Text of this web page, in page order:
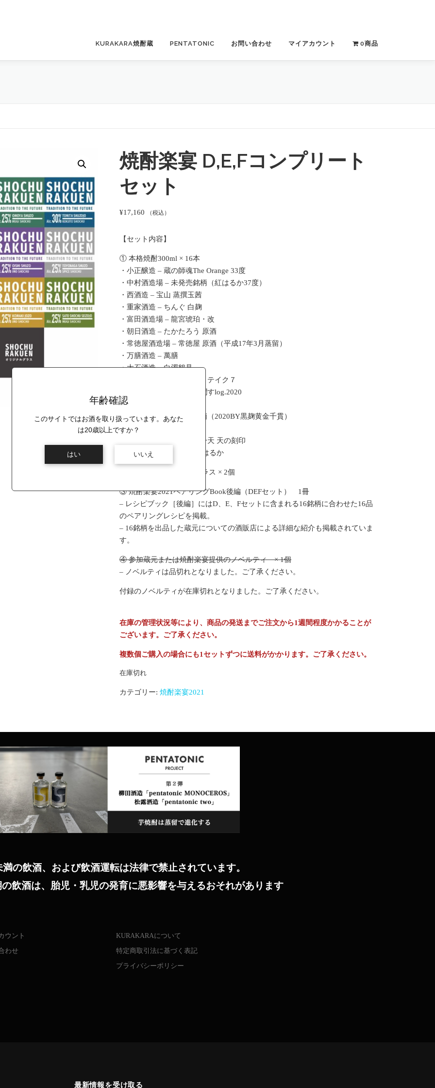
KURAKARA焼酎蔵 PENTATONIC お問い合わせ マイアカウント 0商品
焼酎楽宴 D,E,Fコンプリート
セット
¥17,160 （税込）
【セット内容】
① 本格焼酎300ml × 16本
・小正醸造 – 蔵の師魂The Orange 33度
・中村酒造場 – 未発売銘柄（紅はるか37度）
・西酒造 – 宝山 蒸撰玉茜
・重家酒造 – ちんぐ 白麹
・富田酒造場 – 龍宮琥珀・改
・朝日酒造 – たかたろう 原酒
・常徳屋酒造場 – 常徳屋 原酒（平成17年3月蒸留）
・万膳酒造 – 萬膳
・大石酒造 – 白濁鶴見
・豊永酒造 – カルダモン・テイク７
・渡邊酒造場 – 朗らかに潤すlog.2020
・藤居醸造 – 麦波
・五島灘酒造 – 未発売銘柄（2020BY黒麹黄金千貫）
・小牧醸造 – 小牧JOY
・佐藤焼酎製造場 – 星河一天 天の刻印
・白石酒造 – 天狗櫻 べにはるか
② 焼酎楽宴オリジナルグラス × 2個
③ 焼酎楽宴2021ペアリングBook後編（DEFセット） 1冊
– レシピブック［後編］にはD、E、Fセットに含まれる16銘柄に合わせた16品
のペアリングレシピを掲載。
– 16銘柄を出品した蔵元についての酒販店による詳細な紹介も掲載されていま
す。
④ 参加蔵元または焼酎楽宴提供のノベルティ × 1個
– ノベルティは品切れとなりました。ご了承ください。
付録のノベルティが在庫切れとなりました。ご了承ください。
在庫の管理状況等により、商品の発送までご注文から1週間程度かかることが
ございます。ご了承ください。
複数個ご購入の場合にも1セットずつに送料がかかります。ご了承ください。
在庫切れ
カテゴリー:焼酎楽宴2021
の飲酒、および飲酒運転は法律で禁止されています。
飲酒は、胎児・乳児の発育に悪影響を与えるおそれがあります
ウント
わせ
KURAKARAについて
特定商取引法に基づく表記
プライバシーポリシー
最新情報を受け取る
年齢確認
このサイトではお酒を取り扱っています。あなた
は20歳以上ですか？
はい いいえ